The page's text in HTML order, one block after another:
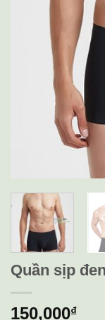
Quần sịp
150,000₫